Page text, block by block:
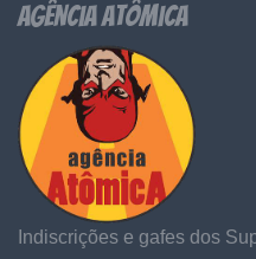
Agência Atômica
Indiscrições e gafes dos